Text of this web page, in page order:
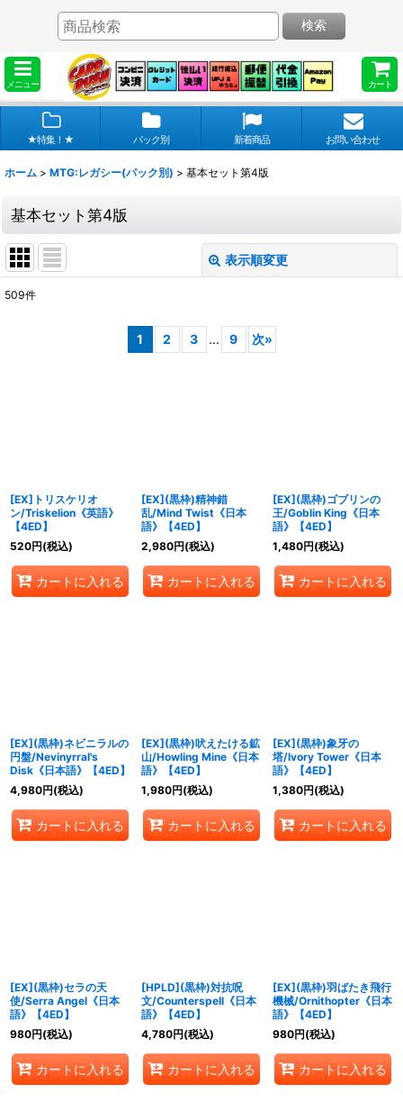
メニュー カート
検索
★特集！★ パック別 新着商品 お問い合わせ
ホーム > MTG:レガシー(パック別) > 基本セット第4版
基本セット第4版
表示順変更
509件
1 2 3 ... 9 次»
[EX]トリスケリオ
ン/Triskelion《英語》
【4ED】
520円(税込)
カートに入れる
[EX](黒枠)精神錯
乱/Mind Twist《日本
語》【4ED】
2,980円(税込)
カートに入れる
[EX](黒枠)ゴブリンの
王/Goblin King《日本
語》【4ED】
1,480円(税込)
カートに入れる
[EX](黒枠)ネビニラルの
円盤/Nevinyrral's
Disk《日本語》【4ED】
4,980円(税込)
カートに入れる
[EX](黒枠)吠えたける鉱
山/Howling Mine《日本
語》【4ED】
1,980円(税込)
カートに入れる
[EX](黒枠)象牙の
塔/Ivory Tower《日本
語》【4ED】
1,380円(税込)
カートに入れる
[EX](黒枠)セラの天
使/Serra Angel《日本
語》【4ED】
980円(税込)
カートに入れる
[HPLD](黒枠)対抗呪
文/Counterspell《日本
語》【4ED】
4,780円(税込)
カートに入れる
[EX](黒枠)羽ばたき飛行
機械/Ornithopter《日本
語》【4ED】
980円(税込)
カートに入れる